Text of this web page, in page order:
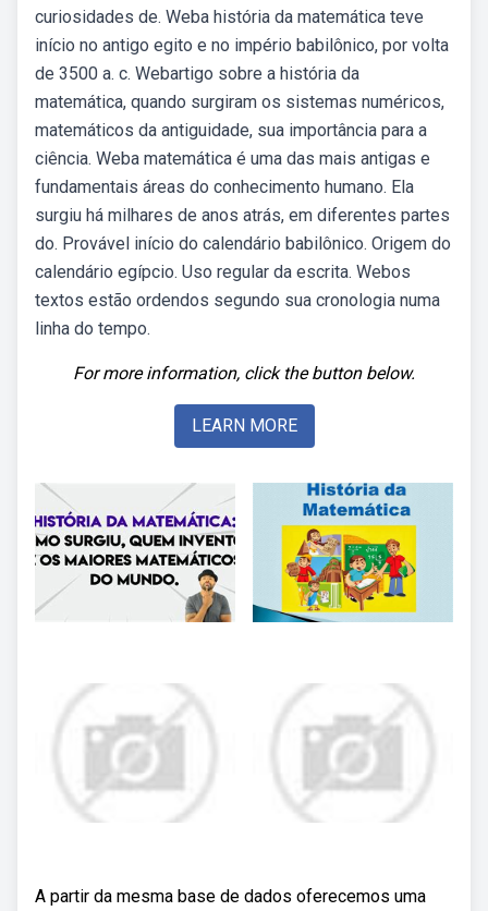
curiosidades de. Weba história da matemática teve
início no antigo egito e no império babilônico, por volta
de 3500 a. c. Webartigo sobre a história da
matemática, quando surgiram os sistemas numéricos,
matemáticos da antiguidade, sua importância para a
ciência. Weba matemática é uma das mais antigas e
fundamentais áreas do conhecimento humano. Ela
surgiu há milhares de anos atrás, em diferentes partes
do. Provável início do calendário babilônico. Origem do
calendário egípcio. Uso regular da escrita. Webos
textos estão ordendos segundo sua cronologia numa
linha do tempo.
For more information, click the button below.
LEARN MORE
A partir da mesma base de dados oferecemos uma